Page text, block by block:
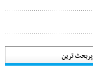
پربحث ترین